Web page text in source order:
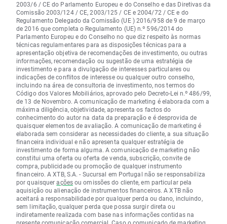
2003/6 / CE do Parlamento Europeu e do Conselho e das Diretivas da
Comissão 2003/124 / CE, 2003/125 / CE e 2004/72 / CE e do
Regulamento Delegado da Comissão (UE ) 2016/958 de 9 de março
de 2016 que completa o Regulamento (UE) n.º 596/2014 do
Parlamento Europeu e do Conselho no que diz respeito às normas
técnicas regulamentares para as disposições técnicas para a
apresentação objetiva de recomendações de investimento, ou outras
informações, recomendação ou sugestão de uma estratégia de
investimento e para a divulgação de interesses particulares ou
indicações de conflitos de interesse ou qualquer outro conselho,
incluindo na área de consultoria de investimento, nos termos do
Código dos Valores Mobiliários, aprovado pelo Decreto-Lei n.º 486/99,
de 13 de Novembro. A comunicação de marketing é elaborada com a
máxima diligência, objetividade, apresenta os factos do
conhecimento do autor na data da preparação e é desprovida de
quaisquer elementos de avaliação. A comunicação de marketing é
elaborada sem considerar as necessidades do cliente, a sua situação
financeira individual e não apresenta qualquer estratégia de
investimento de forma alguma. A comunicação de marketing não
constitui uma oferta ou oferta de venda, subscrição, convite de
compra, publicidade ou promoção de qualquer instrumento
financeiro. A XTB, S.A. - Sucursal em Portugal não se responsabiliza
por quaisqueraçõesou omissões do cliente, em particular pela
aquisição ou alienação de instrumentos financeiros. A XTB não
aceitará a responsabilidade por qualquer perda ou dano, incluindo,
sem limitação, qualquer perda que possa surgir direta ou
indiretamente realizada com base nas informações contidas na